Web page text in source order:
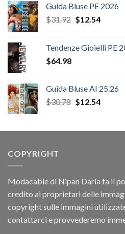
Guida Bluse PE 2026
$31.92 Il
era:
$12.54Il
è:
Tendenze Gioielli PE
$64.98
Guida Bluse AI 25.26
$30.78 Il
era:
$12.54Il
è:
COPYRIGHT
Modacable di Nipan Daria fa il
credito ai proprietari delle
copyright sulle immagini
contattarci e provvederemo